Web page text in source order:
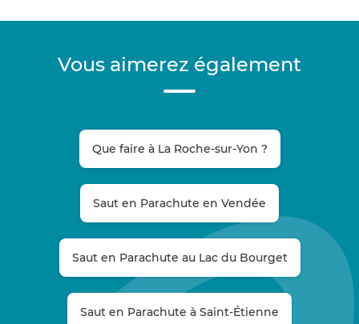
Vous aimerez également
Que faire à La Roche-sur-Yon ?
Saut en Parachute en Vendée
Saut en Parachute au Lac du Bourget
Saut en Parachute à Saint-Étienne